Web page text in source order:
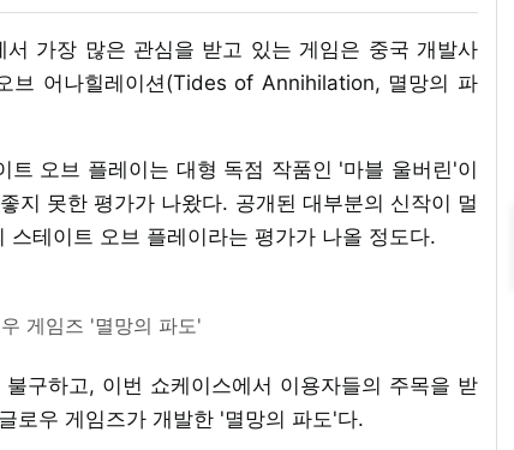
가장 많은 관심을 받고 있는 게임은 중국 개발사
브 어나힐레이션(Tides of Annihilation, 멸망의 파
오브 플레이는 대형 독점 작품인 '마블 울버린'이
지 못한 평가가 나왔다. 공개된 대부분의 신작이 멀
테이트 오브 플레이라는 평가가 나올 정도다.
게임즈 '멸망의 파도'
구하고, 이번 쇼케이스에서 이용자들의 주목을 받
로우 게임즈가 개발한 '멸망의 파도'다.